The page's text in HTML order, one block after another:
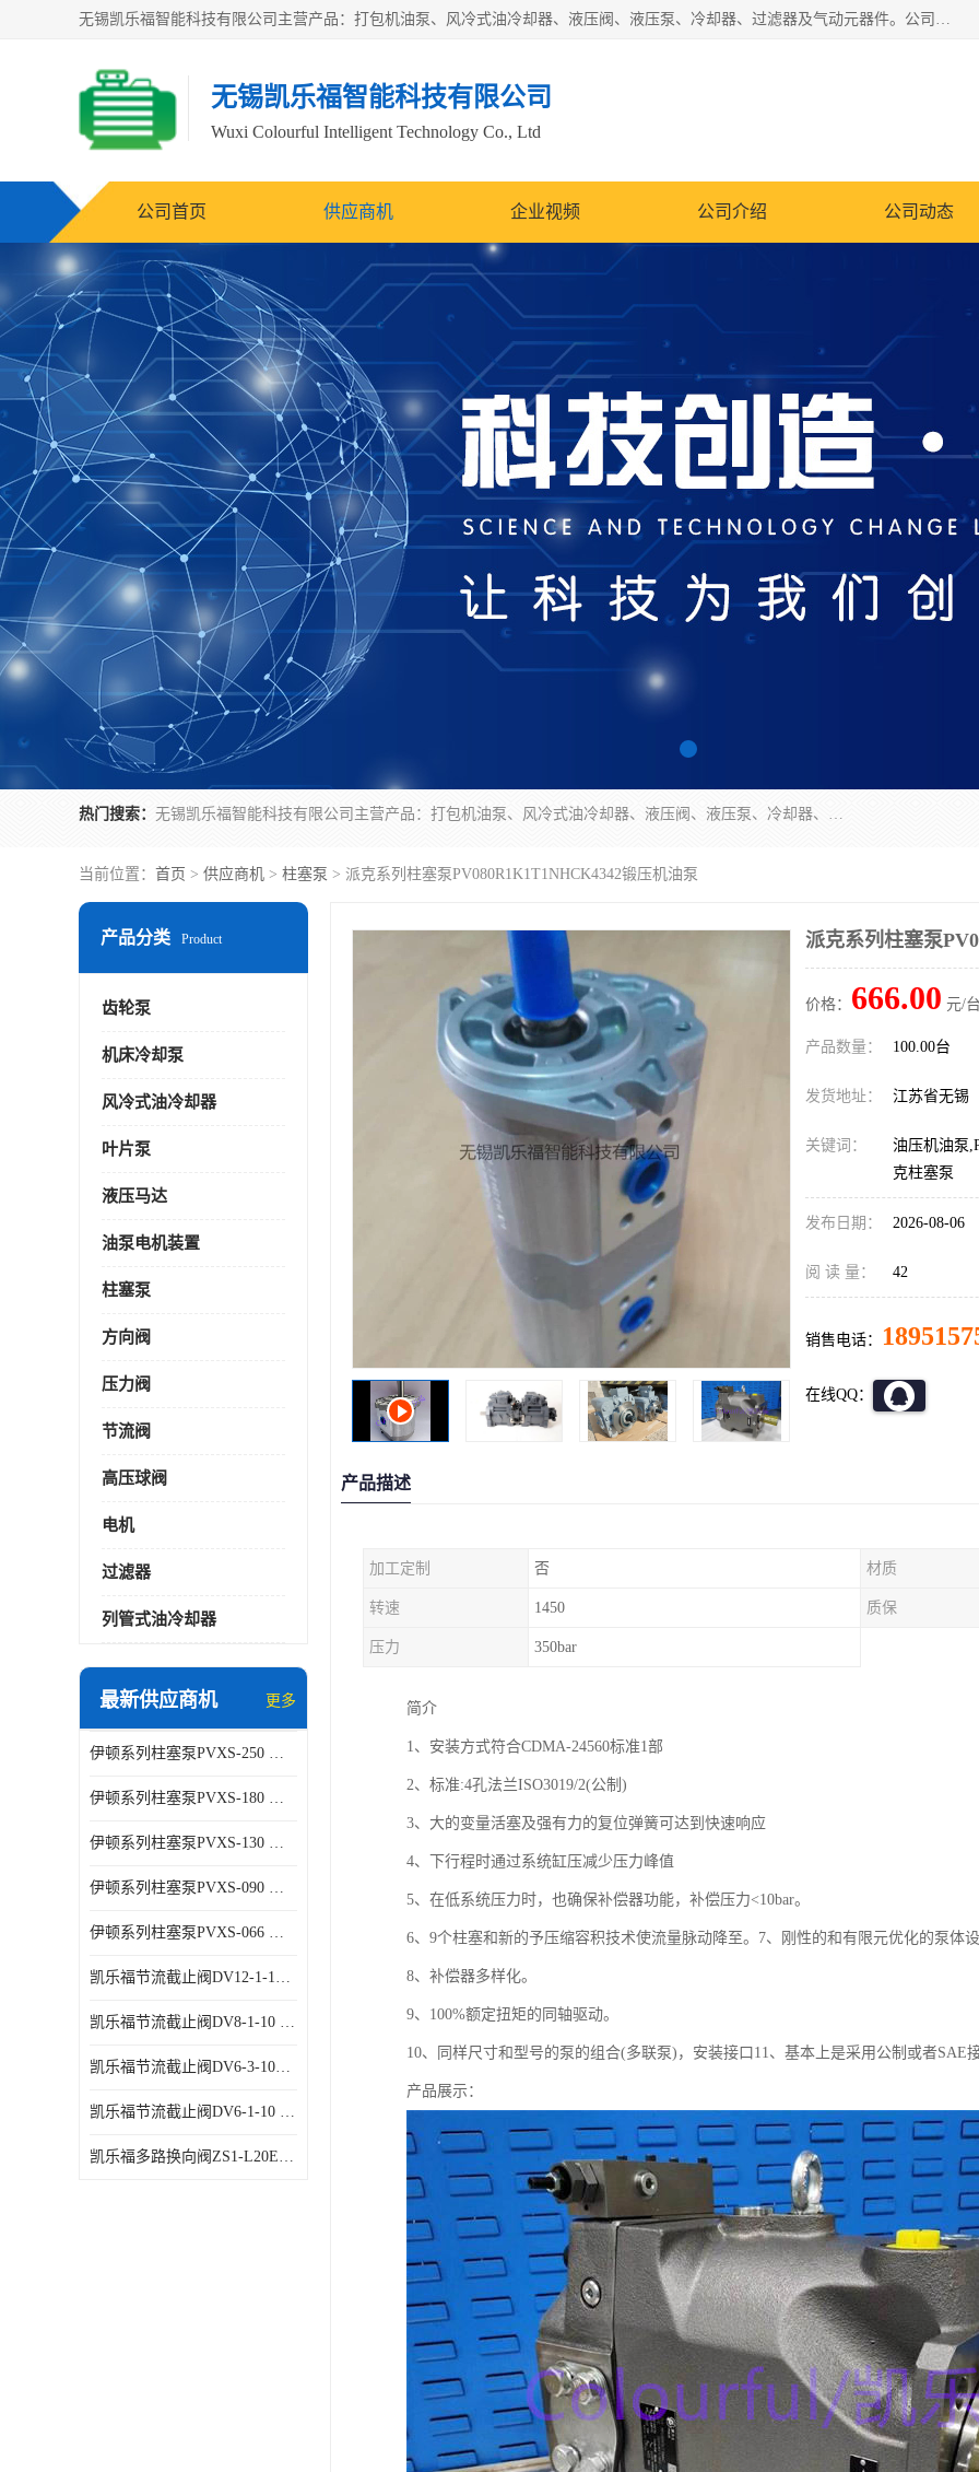
无锡凯乐福智能科技有限公司主营产品：打包机油泵、风冷式油冷却器、液压阀、液压泵、冷却器、过滤器及气动元器件。公司主导生产齿轮泵、齿轮马达、液压阀等产品。共计100多个系列、3000余种规格。覆盖了液压系统的动力元件、控制元件和执行元件，具备较强的成套供货、服务能力。
无锡凯乐福智能科技有限公司
Wuxi Colourful Intelligent Technology Co., Ltd
公司首页 供应商机 企业视频 公司介绍 公司动态
热门搜索： 无锡凯乐福智能科技有限公司主营产品：打包机油泵、风冷式油冷却器、液压阀、液压泵、冷却器、过滤器及气动元器件。公司主导生产齿轮泵、齿轮马达、液压阀等产品。共计100多个系列、3000余种规格。覆盖了液压系统的动力元件、控制元件和执行元件，具备较强的成套供货、服务能力。
当前位置： 首页 > 供应商机 > 柱塞泵 > 派克系列柱塞泵PV080R1K1T1NHCK4342锻压机油泵
产品分类 Product
齿轮泵
机床冷却泵
风冷式油冷却器
叶片泵
液压马达
油泵电机装置
柱塞泵
方向阀
压力阀
节流阀
高压球阀
电机
过滤器
列管式油冷却器
最新供应商机 更多
伊顿系列柱塞泵PVXS-250 钢铁厂液压系统增压油泵
伊顿系列柱塞泵PVXS-180 钢铁厂液压系统增压油泵
伊顿系列柱塞泵PVXS-130 钢铁厂液压系统增压油泵
伊顿系列柱塞泵PVXS-090 钢铁厂液压系统增压油泵
伊顿系列柱塞泵PVXS-066 钢铁厂液压系统增压油泵
凯乐福节流截止阀DV12-1-10 液压站节流阀
凯乐福节流截止阀DV8-1-10 液压站节流阀
凯乐福节流截止阀DV6-3-10液压站节流阀
凯乐福节流截止阀DV6-1-10 液压站节流阀
凯乐福多路换向阀ZS1-L20E-OT多路阀厂家
派克系列柱塞泵
价格： 666.00 元/
产品数量： 100.00台
发货地址： 江苏省无锡
关键词：
油压机油泵
克柱塞泵
发布日期： 2026-08-06
阅 读 量： 42
销售电话：
在线QQ：
产品描述
加工定制 否 材质
转速 1450 质保
压力 350bar
简介
1、安装方式符合CDMA-24560标准1部
2、标准:4孔法兰ISO3019/2(公制)
3、大的变量活塞及强有力的复位弹簧可达到快速响应
4、下行程时通过系统缸压减少压力峰值
5、在低系统压力时，也确保补偿器功能，补偿压力<10bar。
6、9个柱塞和新的予压缩容积技术使流量脉动降至。7、刚性的和有限元优化的泵体
8、补偿器多样化。
9、100%额定扭矩的同轴驱动。
10、同样尺寸和型号的泵的组合(多联泵)，安装接口11、基本上是采用公制或者SAE
产品展示：